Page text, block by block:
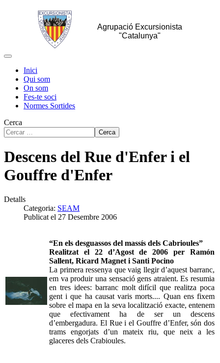
Agrupació Excursionista
"Catalunya"
Inici
Qui som
On som
Fes-te soci
Normes Sortides
Cerca
Cerca
Descens del Rue d'Enfer i el
Gouffre d'Enfer
Detalls
Categoria: SEAM
Publicat el 27 Desembre 2006
“En els desguassos del massís dels Cabrioules”
Realitzat el 22 d’Agost de 2006 per Ramón
Sallent, Ricard Magnet i Santi Pocino
La primera ressenya que vaig llegir d’aquest barranc,
em va produir una sensació gens atraient. Es resumia
en tres idees: barranc molt difícil que realitza poca
gent i que ha causat varis morts.... Quan ens fixem
sobre el mapa en la seva localització exacte, entenem
que efectivament ha de ser un descens
d’embergadura. El Rue i el Gouffre d’Enfer, són dos
trams engorjats d’un mateix riu, que neix a les
glaceres dels Crabioules.